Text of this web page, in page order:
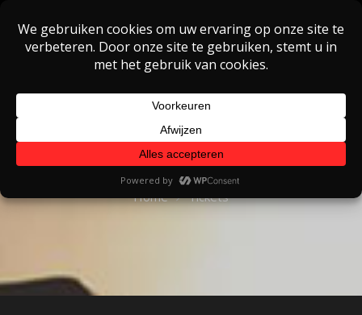
content
Tickets
Home Tickets